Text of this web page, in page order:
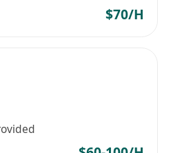
结构，根据绩效表现发放
享受国家法定节假日及带
会，支持员工持续成长。
与教学支持，提升个人专
$70/H